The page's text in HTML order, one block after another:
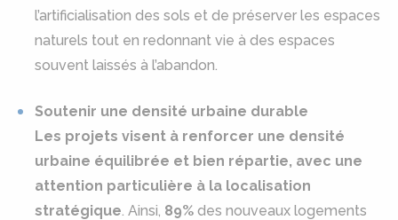
l’artificialisation des sols et de préserver les espaces
naturels tout en redonnant vie à des espaces
souvent laissés à l’abandon.
Soutenir une densité urbaine durable
Les projets visent à renforcer une densité
urbaine équilibrée et bien répartie, avec une
attention particulière à la localisation
stratégique. Ainsi, 89% des nouveaux logements